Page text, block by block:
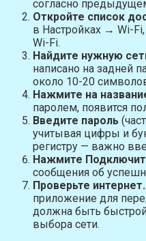
согласно
Откройте список
в Настройках → Wi-
Wi-Fi.
Найдите нужную
написано на задней
около 10-20
Нажмите на
паролем, появится
Введите пароль
учитывая цифры и
регистру — важно
Нажмите
сообщения об
Проверьте интернет.
приложение для
должна быть
выбора сети.